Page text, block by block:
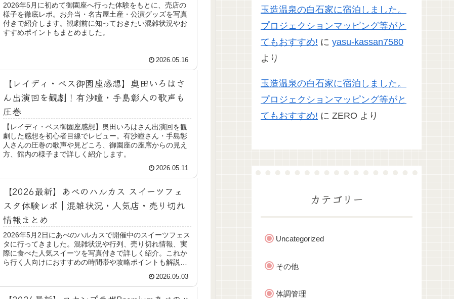
2026年5月に初めて御園座へ行った体験をもとに、売店の
様子を徹底レポ。お弁当・名古屋土産・公演グッズを写真
付きで紹介します。観劇前に知っておきたい混雑状況やお
すすめポイントもまとめました。
2026.05.16
【レイディ・ベス御園座感想】奥田いろはさ
ん出演回を観劇！有沙瞳・手島彰人の歌声も
圧巻
【レイディ・ベス御園座感想】奥田いろはさん出演回を観
劇した感想を初心者目線でレビュー。有沙瞳さん・手島彰
人さんの圧巻の歌声や見どころ、御園座の座席からの見え
方、館内の様子まで詳しく紹介します。
2026.05.11
【2026最新】あべのハルカス スイーツフェ
スタ体験レポ｜混雑状況・人気店・売り切れ
情報まとめ
2026年5月2日にあべのハルカスで開催中のスイーツフェス
タに行ってきました。混雑状況や行列、売り切れ情報、実
際に食べた人気スイーツを写真付きで詳しく紹介。これか
ら行く人向けにおすすめの時間帯や攻略ポイントも解説し
2026.05.03
玉造温泉の白石家に宿泊しました。
プロジェクションマッピング等がと
てもおすすめ! に yasu-kassan7580
より
玉造温泉の白石家に宿泊しました。
プロジェクションマッピング等がと
てもおすすめ! に ZERO より
カテゴリー
Uncategorized
その他
体調管理